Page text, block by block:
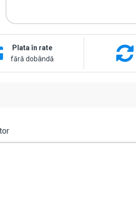
M3F3D
Plata în rate
fără dobândă